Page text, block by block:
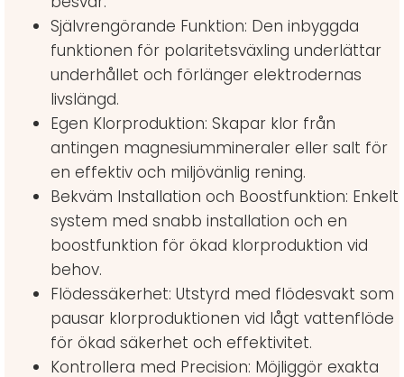
Självrengörande Funktion: Den inbyggda
funktionen för polaritetsväxling underlättar
underhållet och förlänger elektrodernas
livslängd.
Egen Klorproduktion: Skapar klor från
antingen magnesiummineraler eller salt för
en effektiv och miljövänlig rening.
Bekväm Installation och Boostfunktion: Enkelt
system med snabb installation och en
boostfunktion för ökad klorproduktion vid
behov.
Flödessäkerhet: Utstyrd med flödesvakt som
pausar klorproduktionen vid lågt vattenflöde
för ökad säkerhet och effektivitet.
Kontrollera med Precision: Möjliggör exakta